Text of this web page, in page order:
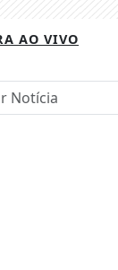
AO VIVO